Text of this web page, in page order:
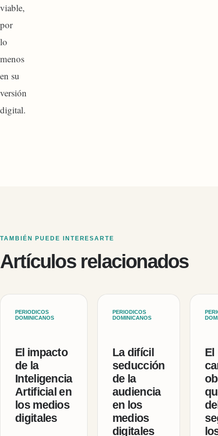
viable,
por
lo
menos
en su
versión
digital.
TAMBIÉN PUEDE INTERESARTE
Artículos relacionados
PERIODICOS
DOMINICANOS
El impacto
de la
Inteligencia
Artificial en
los medios
digitales
PERIODICOS
DOMINICANOS
La difícil
seducción
de la
audiencia
en los
medios
digitales
El